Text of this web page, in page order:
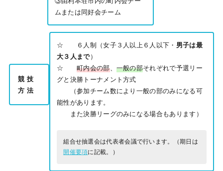
ムまたは同好会チーム
競 技
方 法
☆ ６人制（女子３人以上６人以下・ 男子は最
大３人まで）
☆ 町内会の部、 一般の部それぞれで予選リー
グと決勝トーナメント方式
（参加チーム数により一般の部のみになる可
能性があります。
また決勝リーグのみになる場合もあります）
組合せ抽選会は代表者会議で行います。（期日は
開催要項に記載。）